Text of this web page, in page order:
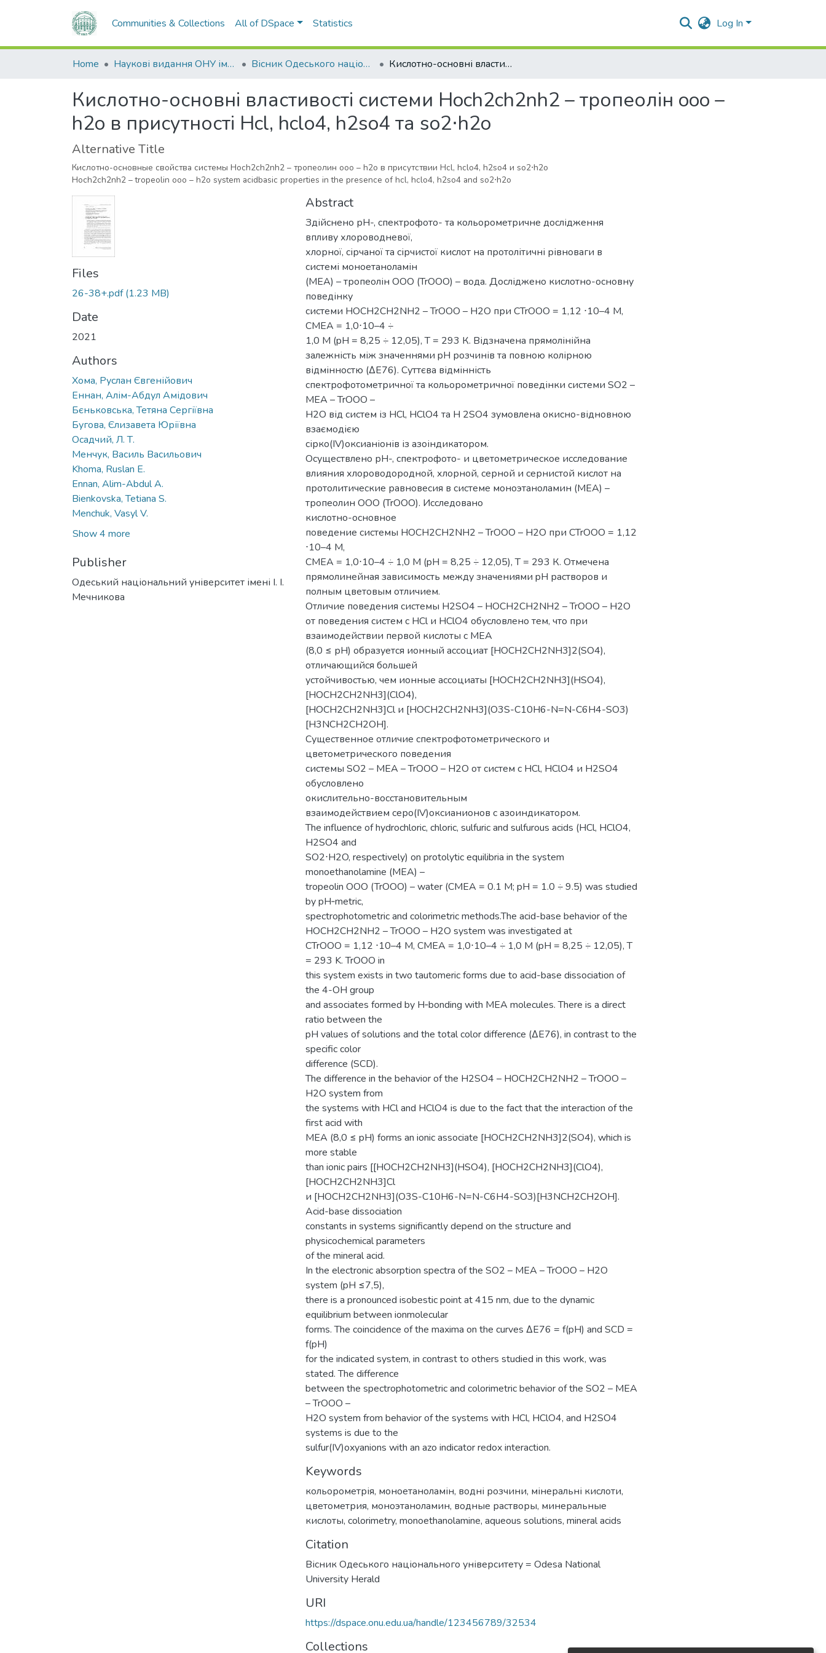
Communities & Collections All of DSpace Statistics Log In
Home Наукові видання ОНУ імені І. І. Мечникова Вісник Одеського національного університету. Хімія Кислотно-основні властивості системи Hoch2ch2nh2 – тропеолін ooo – h2o в присутності Hcl, hclo4, h2so4 та so2⋅h2o
Кислотно-основні властивості системи Hoch2ch2nh2 – тропеолін ooo –
h2o в присутності Hcl, hclo4, h2so4 та so2⋅h2o
Alternative Title
Кислотно-основные свойства системы Hoch2ch2nh2 – тропеолин ооо – h2o в присутствии Hcl, hclo4, h2so4 и so2⋅h2o
Hoch2ch2nh2 – tropeolin ooo – h2o system acidbasic properties in the presence of hcl, hclo4, h2so4 and so2⋅h2o
Files
26-38+.pdf(1.23 MB)
Date
2021
Authors
Хома, Руслан Євгенійович
Еннан, Алім-Абдул Амідович
Бєньковська, Тетяна Сергіївна
Бугова, Єлизавета Юріївна
Осадчий, Л. Т.
Менчук, Василь Васильович
Khoma, Ruslan E.
Ennan, Alim-Abdul A.
Bienkovska, Tetiana S.
Menchuk, Vasyl V.
Show 4 more
Publisher
Одеський національний університет імені І. І.
Мечникова
Abstract
Здійснено рН-, спектрофото- та кольорометричне дослідження
впливу хлороводневої,
хлорної, сірчаної та сірчистої кислот на протолітичні рівноваги в
системі моноетаноламін
(MEA) – тропеолін ООО (TrOOO) – вода. Досліджено кислотно-основну
поведінку
системи HOCH2CH2NH2 – TrOOO – H2O при CTrOOO = 1,12 ⋅10–4 М,
CMEA = 1,0⋅10–4 ÷
1,0 М (pH = 8,25 ÷ 12,05), T = 293 К. Відзначена прямолінійна
залежність між значеннями pH розчинів та повною колірною
відмінностю (ΔE76). Суттєва відмінність
спектрофотометричної та кольорометричної поведінки системи SO2 –
MEA – TrOOO –
H2O від систем із HCl, HClO4 та H 2SO4 зумовлена окисно-відновною
взаємодією
сірко(IV)оксианіонів із азоіндикатором.
Осуществлено рН-, спектрофото- и цветометрическое исследование
влияния хлороводородной, хлорной, серной и сернистой кислот на
протолитические равновесия в системе моноэтаноламин (MEA) –
тропеолин ООО (TrOOO). Исследовано
кислотно-основное
поведение системы HOCH2CH2NH2 – TrOOO – H2O при CTrOOO = 1,12
⋅10–4 М,
CMEA = 1,0⋅10–4 ÷ 1,0 М (pH = 8,25 ÷ 12,05), T = 293 К. Отмечена
прямолинейная зависимость между значениями pH растворов и
полным цветовым отличием.
Отличие поведения системы H2SO4 – HOCH2CH2NH2 – TrOOO – H2O
от поведения систем с HCl и HClO4 обусловлено тем, что при
взаимодействии первой кислоты с МЕА
(8,0 ≤ рН) образуется ионный ассоциат [HOCH2СH2NH3]2(SO4),
отличающийся большей
устойчивостью, чем ионные ассоциаты [HOCH2СH2NH3](HSO4),
[HOCH2СH2NH3](ClO4),
[HOCH2СH2NH3]Cl и [HOCH2СH2NH3](O3S-C10H6-N=N-C6H4-SO3)
[H3NCH2СH2OH].
Существенное отличие спектрофотометрического и
цветометрического поведения
системы SO2 – MEA – TrOOO – H2O от систем с HCl, HClO4 и H2SO4
обусловлено
окислительно-восстановительным
взаимодействием серо(IV)оксианионов с азоиндикатором.
The influence of hydrochloric, chloric, sulfuric and sulfurous acids (HCl, HClO4,
H2SO4 and
SO2⋅H2O, respectively) on protolytic equilibria in the system
monoethanolamine (MEA) –
tropeolin OOO (TrOOO) – water (CMEA = 0.1 M; pH = 1.0 ÷ 9.5) was studied
by pH‑metric,
spectrophotometric and colorimetric methods.The acid-base behavior of the
HOCH2CH2NH2 – TrOOO – H2O system was investigated at
CTrOOO = 1,12 ⋅10–4 М, CMEA = 1,0⋅10–4 ÷ 1,0 М (pH = 8,25 ÷ 12,05), T
= 293 K. TrOOO in
this system exists in two tautomeric forms due to acid-base dissociation of
the 4-OH group
and associates formed by H‑bonding with MEA molecules. There is a direct
ratio between the
pH values of solutions and the total color difference (ΔE76), in contrast to the
specific color
difference (SCD).
The difference in the behavior of the H2SO4 – HOCH2CH2NH2 – TrOOO –
H2O system from
the systems with HCl and HClO4 is due to the fact that the interaction of the
first acid with
MEA (8,0 ≤ pH) forms an ionic associate [HOCH2СH2NH3]2(SO4), which is
more stable
than ionic pairs [[HOCH2СH2NH3](HSO4), [HOCH2СH2NH3](ClO4),
[HOCH2СH2NH3]Cl
и [HOCH2СH2NH3](O3S-C10H6-N=N-C6H4-SO3)[H3NCH2СH2OH].
Acid-base dissociation
constants in systems significantly depend on the structure and
physicochemical parameters
of the mineral acid.
In the electronic absorption spectra of the SO2 – MEA – TrOOO – H2O
system (pH ≤7,5),
there is a pronounced isobestic point at 415 nm, due to the dynamic
equilibrium between ionmolecular
forms. The coincidence of the maxima on the curves ΔE76 = f(pH) and SCD =
f(pH)
for the indicated system, in contrast to others studied in this work, was
stated. The difference
between the spectrophotometric and colorimetric behavior of the SO2 – MEA
– TrOOO –
H2O system from behavior of the systems with HCl, HClO4, and H2SO4
systems is due to the
sulfur(IV)oxyanions with an azo indicator redox interaction.
Keywords
кольорометрія, моноетаноламін, водні розчини, мінеральні кислоти,
цветометрия, моноэтаноламин, водные растворы, минеральные
кислоты, colorimetry, monoethanolamine, aqueous solutions, mineral acids
Citation
Вісник Одеського національного університету = Odesa National
University Herald
URI
https://dspace.onu.edu.ua/handle/123456789/32534
Collections